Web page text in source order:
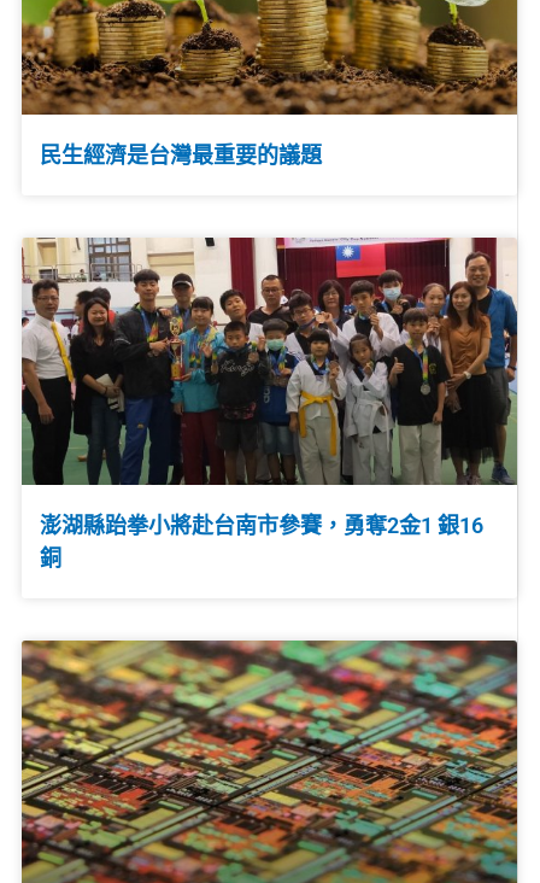
民生經濟是台灣最重要的議題
澎湖縣跆拳小將赴台南市參賽，勇奪2金1 銀16
銅